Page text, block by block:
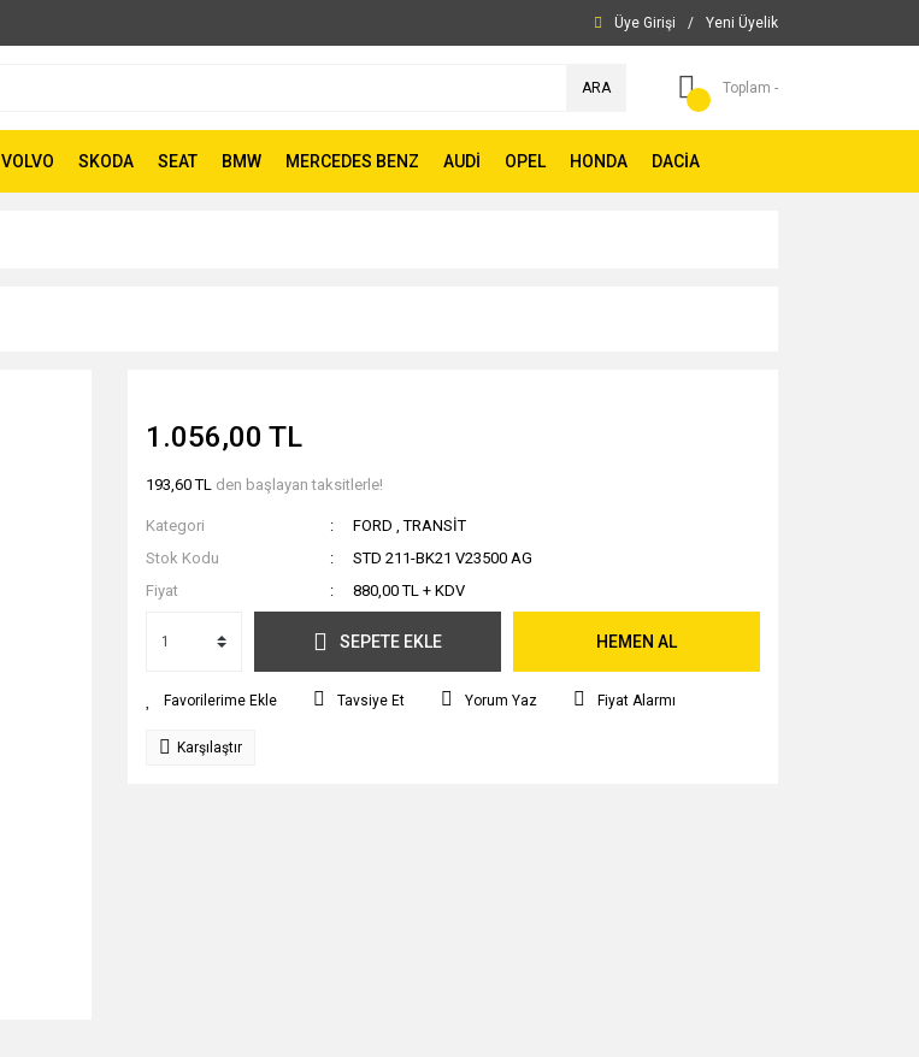
Üye Girişi / Yeni Üyelik
ARA Toplam -
VOLVO SKODA SEAT BMW MERCEDES BENZ AUDİ OPEL HONDA DACİA
1.056,00 TL
193,60 TL den başlayan taksitlerle!
Kategori FORD ,TRANSİT
Stok Kodu
STD 211-BK21 V23500 AG
Fiyat
880,00 TL + KDV
SEPETE EKLE HEMEN AL
Tavsiye Et Yorum Yaz Fiyat Alarmı
Karşılaştır